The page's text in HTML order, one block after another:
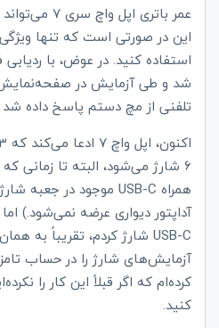
عمر باتری اپل
این در صورتی است که تنها
استفاده کنید. در عوض، با ردیابی
شد و طی آزمایش در
تلفنی از مچ دستم پاسخ داده شد که 18 ساعت
6 شارژ می‌شود، البته تا زمانی
همراه USB-C موجود در جعبه
آداپتور دیواری عرضه نمی‌شود.) اما وقتی
USB-C شارژ کردم، تقریباً به
آزمایش‌های شارژ را در حساب
کرده‌ام که اگر قبلاً این کار را
کنید.